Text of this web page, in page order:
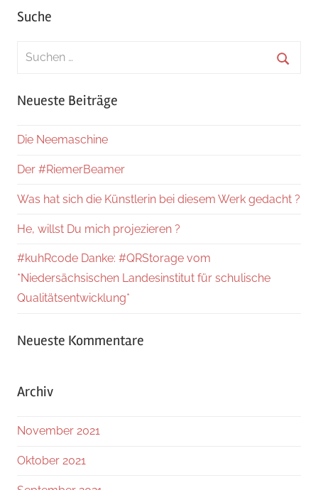
Suche
Suchen
Neueste Beiträge
Die Neemaschine
Der #RiemerBeamer
Was hat sich die Künstlerin bei diesem Werk gedacht ?
He, willst Du mich projezieren ?
#kuhRcode Danke: #QRStorage vom
*Niedersächsischen Landesinstitut für schulische
Qualitätsentwicklung*
Neueste Kommentare
Archiv
November 2021
Oktober 2021